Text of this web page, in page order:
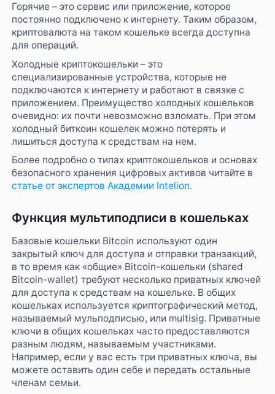
Горячие – это сервис или приложение, которое
постоянно подключено к интернету. Таким образом,
криптовалюта на таком кошельке всегда доступна
для операций.
Холодные криптокошельки – это
специализированные устройства, которые не
подключаются к интернету и работают в связке с
приложением. Преимущество холодных кошельков
очевидно: их почти невозможно взломать. При этом
холодный биткоин кошелек можно потерять и
лишиться доступа к средствам на нем.
Более подробно о типах криптокошельков и основах
безопасного хранения цифровых активов читайте в
статье от экспертов Академии Intelion.
Функция мультиподписи в кошельках
Базовые кошельки Bitcoin используют один
закрытый ключ для доступа и отправки транзакций,
в то время как «общие» Bitcoin-кошельки (shared
Bitcoin-wallet) требуют несколько приватных ключей
для доступа к средствам на кошельке. В общих
кошельках используется криптографический метод,
называемый мульподписью, или multisig. Приватные
ключи в общих кошельках часто предоставляются
разным людям, называемым участниками.
Например, если у вас есть три приватных ключа, вы
можете оставить один себе и передать остальные
членам семьи.